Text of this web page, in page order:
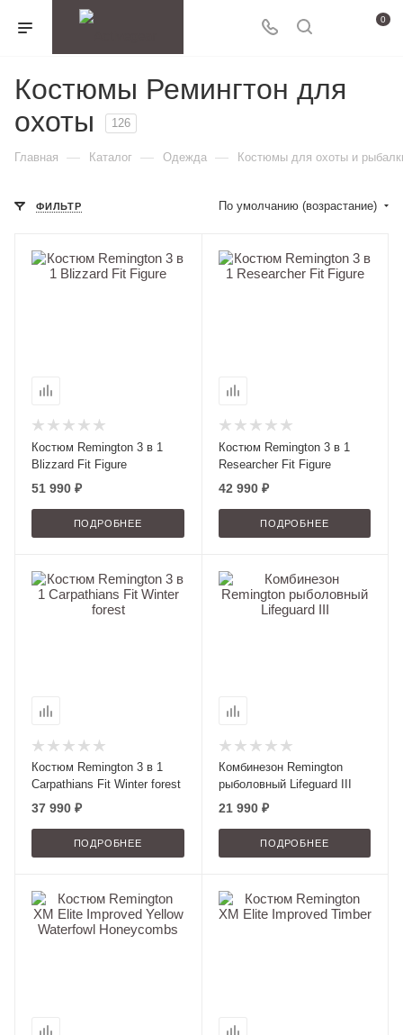
0
Костюмы Ремингтон для
охоты
126
Главная — Каталог — Одежда — Костюмы для охоты и
ФИЛЬТР По умолчанию (возрастание)
Костюм Remington 3 в 1
Blizzard Fit Figure
51 990 ₽
ПОДРОБНЕЕ
Костюм Remington 3 в 1
Researcher Fit Figure
42 990 ₽
ПОДРОБНЕЕ
Костюм Remington 3 в 1
Carpathians Fit Winter forest
37 990 ₽
ПОДРОБНЕЕ
Комбинезон Remington
рыболовный Lifeguard III
21 990 ₽
ПОДРОБНЕЕ